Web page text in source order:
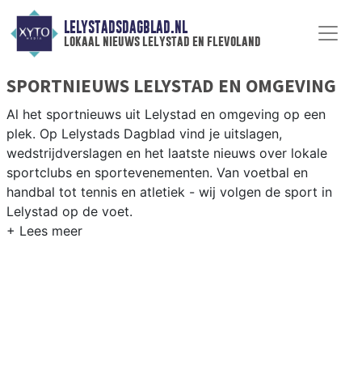
LELYSTADSDAGBLAD.NL
lokaal nieuws lelystad en flevoland
SPORTNIEUWS LELYSTAD EN OMGEVING
Al het sportnieuws uit Lelystad en omgeving op een
plek. Op Lelystads Dagblad vind je uitslagen,
wedstrijdverslagen en het laatste nieuws over lokale
sportclubs en sportevenementen. Van voetbal en
handbal tot tennis en atletiek - wij volgen de sport in
Lelystad op de voet.